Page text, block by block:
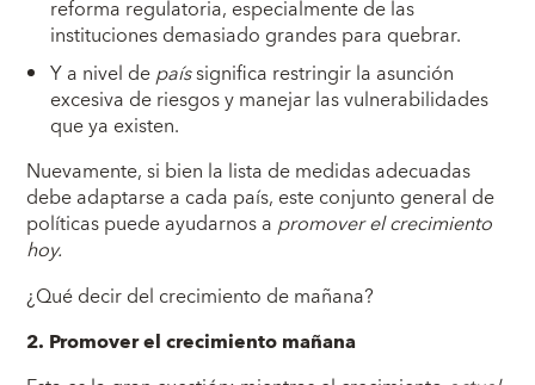
reforma regulatoria, especialmente de las
instituciones demasiado grandes para quebrar.
Y a nivel depaíssignifica restringir la asunción
excesiva de riesgos y manejar las vulnerabilidades
que ya existen.
Nuevamente, si bien la lista de medidas adecuadas
debe adaptarse a cada país, este conjunto general de
políticas puede ayudarnos apromover el crecimiento
hoy.
¿Qué decir del crecimiento de mañana?
2. Promover el crecimiento mañana